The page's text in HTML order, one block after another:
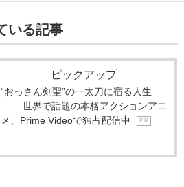
いる記事
ピックアップ
“おっさん剣聖”の一太刀に宿る人生
―― 世界で話題の本格アクションアニ
メ、Prime Videoで独占配信中
P R